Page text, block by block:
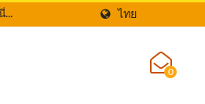
ไทย
0